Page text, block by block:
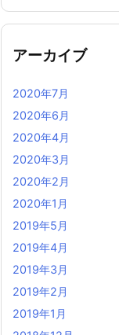
アーカイブ
2020年7月
2020年6月
2020年4月
2020年3月
2020年2月
2020年1月
2019年5月
2019年4月
2019年3月
2019年2月
2019年1月